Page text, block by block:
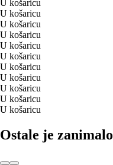
U košaricu
U košaricu
U košaricu
U košaricu
U košaricu
U košaricu
U košaricu
U košaricu
U košaricu
U košaricu
U košaricu
Ostale je zanimalo